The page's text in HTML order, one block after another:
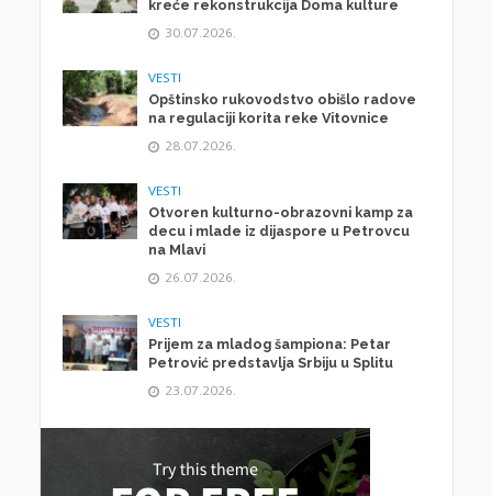
kreće rekonstrukcija Doma kulture
30.07.2026.
VESTI
Opštinsko rukovodstvo obišlo radove
na regulaciji korita reke Vitovnice
28.07.2026.
VESTI
Otvoren kulturno-obrazovni kamp za
decu i mlade iz dijaspore u Petrovcu
na Mlavi
26.07.2026.
VESTI
Prijem za mladog šampiona: Petar
Petrović predstavlja Srbiju u Splitu
23.07.2026.